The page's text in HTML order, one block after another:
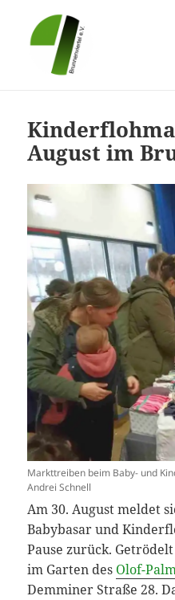
August im
Markttreiben beim Baby- und
Andrei Schnell
Am 30. August meldet
Babybasar und
Pause zurück.
im Garten des Olof-
Demminer Straße 28.